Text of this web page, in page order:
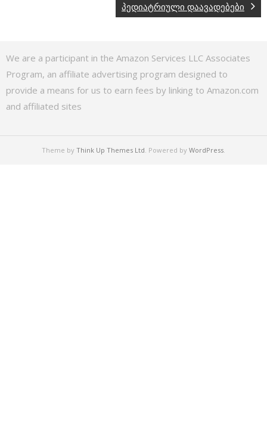
პედიატრიული დაავადებები
We are a participant in the Amazon Services LLC Associates
Program, an affiliate advertising program designed to
provide a means for us to earn fees by linking to Amazon.com
and affiliated sites
Theme by Think Up Themes Ltd. Powered by WordPress.